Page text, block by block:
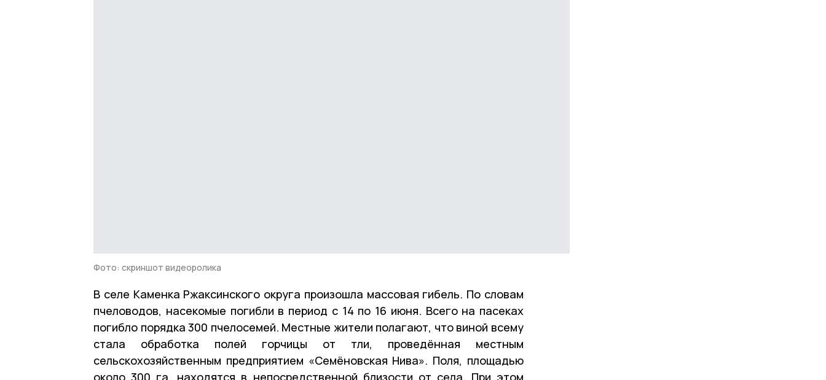
Фото: скриншот видеоролика
В селе Каменка Ржаксинского округа произошла массовая гибель. По словам
пчеловодов, насекомые погибли в период с 14 по 16 июня. Всего на пасеках
погибло порядка 300 пчелосемей. Местные жители полагают, что виной всему
стала обработка полей горчицы от тли, проведённая местным
сельскохозяйственным предприятием «Семёновская Нива». Поля, площадью
около 300 га, находятся в непосредственной близости от села. При этом